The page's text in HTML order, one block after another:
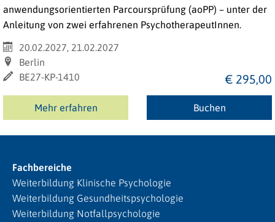
anwendungsorientierten Parcoursprüfung (aoPP) – unter der
Anleitung von zwei erfahrenen PsychotherapeutInnen.
20.02.2027, 21.02.2027
Berlin
BE27-KP-1410
€ 295,00
Mehr erfahren Buchen
Fachbereiche
Weiterbildung Klinische Psychologie
Weiterbildung Gesundheitspsychologie
Weiterbildung Notfallpsychologie